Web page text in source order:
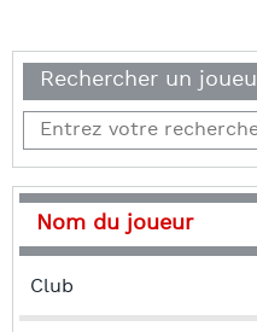
Rechercher un
Nom du joueur
Club